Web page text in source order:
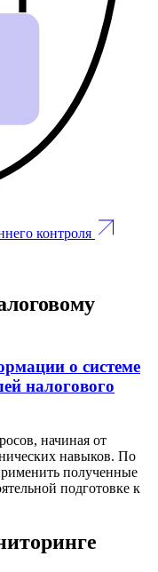
контроля
о системе
налогового
начиная от
навыков. По
полученные
подготовке к